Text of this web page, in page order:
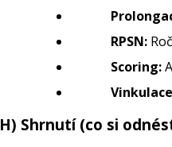
RPSN:
Scoring:
H) Shrnutí (co si